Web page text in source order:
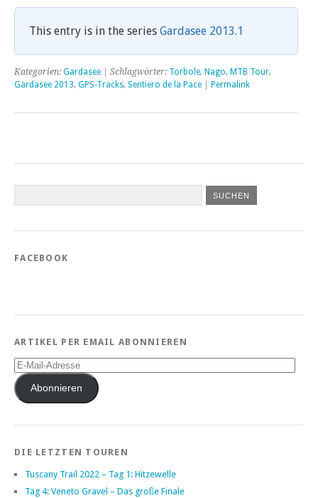
This entry is in the series Gardasee 2013.1
Kategorien: Gardasee | Schlagwörter: Torbole, Nago, MTB Tour,
Gardasee 2013, GPS-Tracks, Sentiero de la Pace Permalink
FACEBOOK
ARTIKEL PER EMAIL ABONNIEREN
E-
Mail-
AdresseAbonnieren
DIE LETZTEN TOUREN
Tuscany Trail 2022 – Tag 1: Hitzewelle
Tag 4: Veneto Gravel – Das große Finale